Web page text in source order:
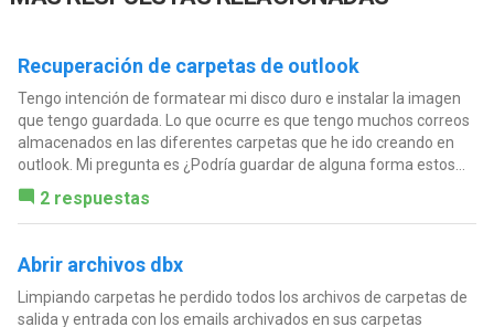
Recuperación de carpetas de outlook
Tengo intención de formatear mi disco duro e instalar la imagen
que tengo guardada. Lo que ocurre es que tengo muchos correos
almacenados en las diferentes carpetas que he ido creando en
outlook. Mi pregunta es ¿Podría guardar de alguna forma estos...
2 respuestas
Abrir archivos dbx
Limpiando carpetas he perdido todos los archivos de carpetas de
salida y entrada con los emails archivados en sus carpetas